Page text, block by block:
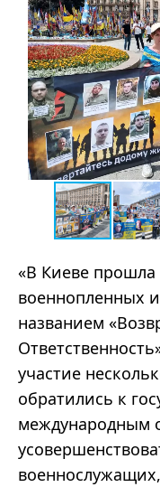
«В Киеве прошла
военнопленных
названием
участие
обратились к
международным